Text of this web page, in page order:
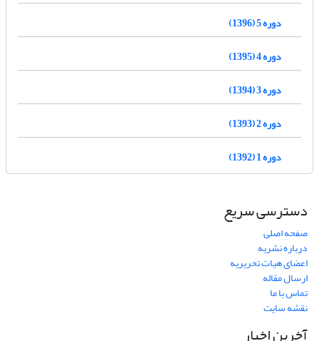
دوره 5 (1396)
دوره 4 (1395)
دوره 3 (1394)
دوره 2 (1393)
دوره 1 (1392)
دسترسی سریع
صفحه اصلی
درباره نشریه
اعضای هیات تحریریه
ارسال مقاله
تماس با ما
نقشه سایت
آخرین اخبار